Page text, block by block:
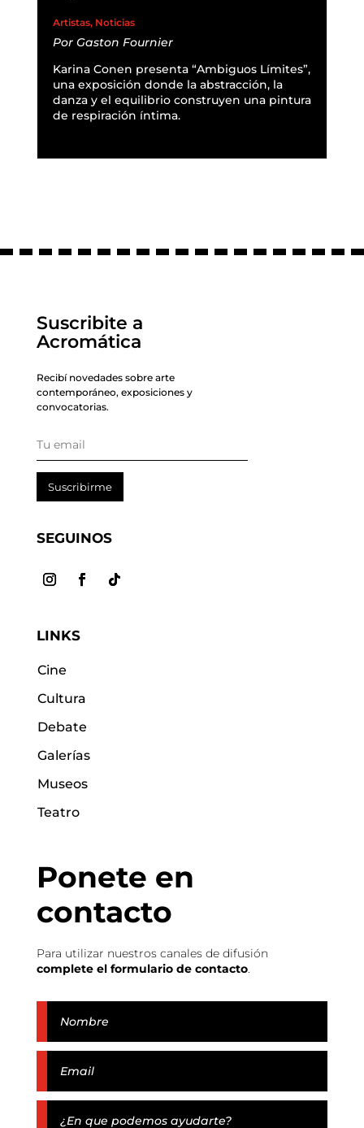
Artistas, Noticias
Por Gaston Fournier
Karina Conen presenta “Ambiguos Límites”,
una exposición donde la abstracción, la
danza y el equilibrio construyen una pintura
de respiración íntima.
Suscribite a
Acromática
Recibí novedades sobre arte
contemporáneo, exposiciones y
convocatorias.
Suscribirme
SEGUINOS
LINKS
Cine
Cultura
Debate
Galerías
Museos
Teatro
Ponete en
contacto
Para utilizar nuestros canales de difusión
complete el formulario de contacto.